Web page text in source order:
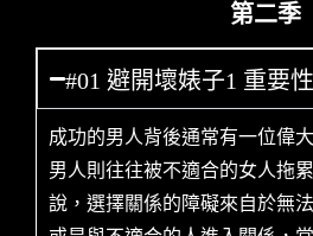
第二季
#01 避開壞婊子1 重要
成功的男人背後通常有一位偉
男人則往往被不適合的女人拖
說，選擇關係的障礙來自於無